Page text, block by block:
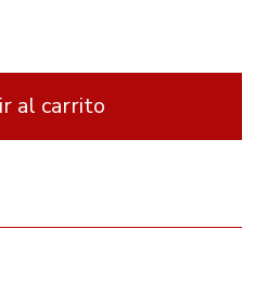
al carrito